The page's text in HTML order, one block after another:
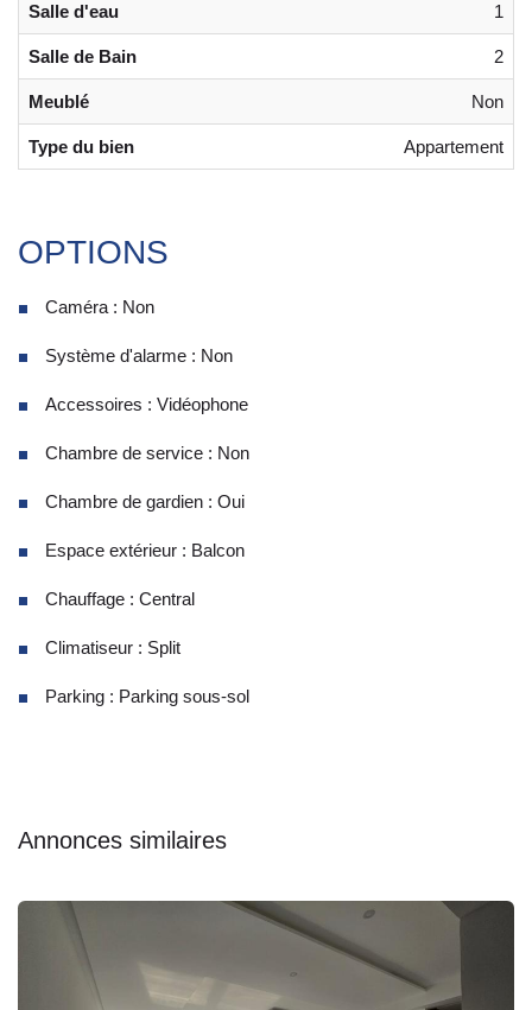
Salle d'eau 1
Salle de Bain 2
Meublé Non
Type du bien Appartement
OPTIONS
Caméra : Non
Système d'alarme : Non
Accessoires : Vidéophone
Chambre de service : Non
Chambre de gardien : Oui
Espace extérieur : Balcon
Chauffage : Central
Climatiseur : Split
Parking : Parking sous-sol
Annonces similaires